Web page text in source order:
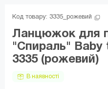
Код товару: 3335_рожевий
Ланцюжок для
"Спираль" Baby
3335 (рожевий)
В наявності